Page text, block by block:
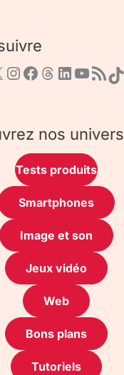
nos univers
Tests produits
Smartphones
Image et son
Jeux vidéo
Web
Bons plans
Tutoriels